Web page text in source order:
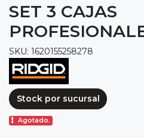
SET 3 CAJAS
SKU: 1620155258278
Stock por sucursal
Agotado.